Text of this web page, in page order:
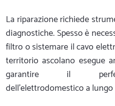
La riparazione richiede
diagnostiche. Spesso è
filtro o sistemare il cavo
territorio ascolano esegue
garantire il
dell'elettrodomestico a